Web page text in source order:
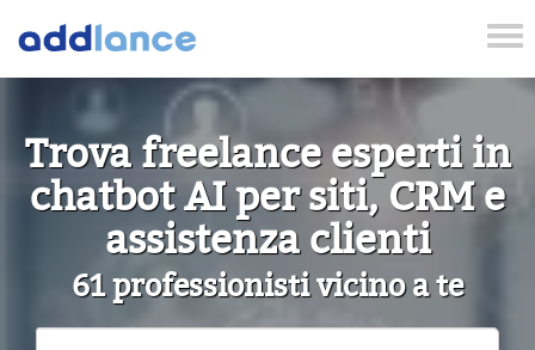
Trova freelance esperti in
chatbot AI per siti, CRM e
assistenza clienti
61 professionisti vicino a te